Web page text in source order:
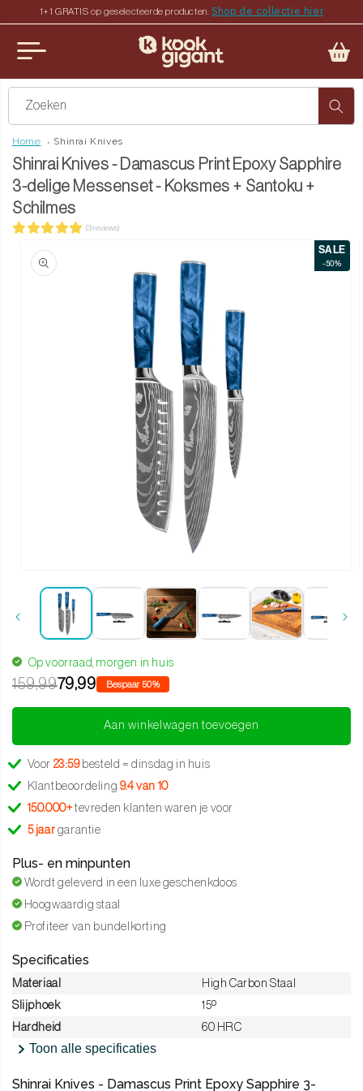
naar de content
1+1 GRATIS op geselecteerde producten.Shop de collectie hier
sluiten
Zoeken
Home Shinrai Knives
Shinrai Knives - Damascus Print Epoxy Sapphire
3-delige Messenset - Koksmes + Santoku +
Schilmes
(3 reviews)
naar productinformatie SALE
-50%
Op voorraad, morgen in huis
159,9979,99 Bespaar 50%
Aan winkelwagen toevoegen
Voor 23:59besteld = dinsdag in huis
Klantbeoordeling 9.4 van 10
150.000+tevreden klanten waren je voor
5 jaar garantie
Plus- en minpunten
Wordt geleverd in een luxe geschenkdoos
Hoogwaardig staal
Profiteer van bundelkorting
Specificaties
Materiaal
High Carbon Staal
Slijphoek
15º
Hardheid
60 HRC
Toon alle specificaties
Shinrai Knives - Damascus Print Epoxy Sapphire 3-